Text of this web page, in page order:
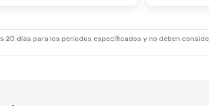
días para los periodos especificados y no deben